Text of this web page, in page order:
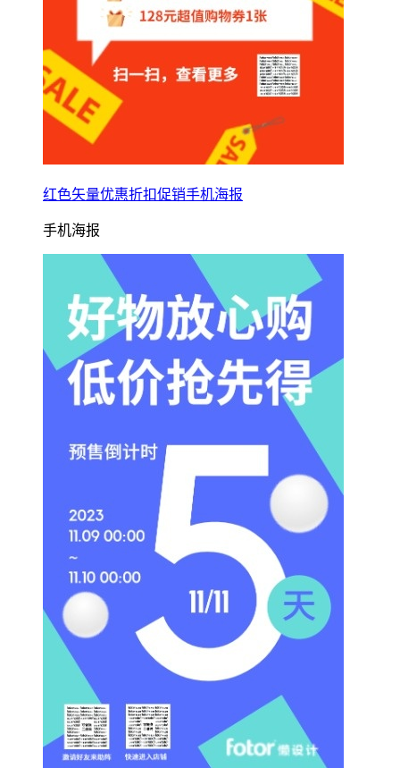
红色矢量优惠折扣促销手机海报
手机海报